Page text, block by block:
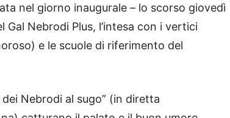
nel giorno inaugurale – lo scorso giovedì
Nebrodi Plus, l’intesa con i vertici
e le scuole di riferimento del
dei Nebrodi al sugo” (in diretta